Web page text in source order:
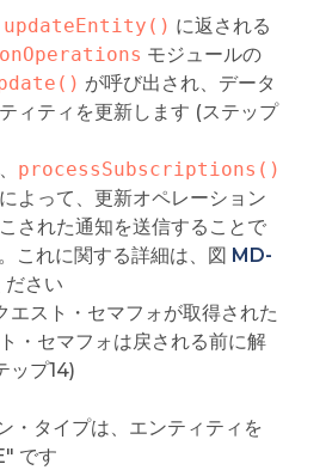
updateEntity() に返される
モジュールの
が呼び出され、データ
ィティを更新します (ステップ
processSubscriptions()
よって、更新オペレーション
された通知を送信することで
これに関する詳細は、図 MD-
ださい
エスト・セマフォが取得された
・セマフォは戻される前に解
ップ14)
・タイプは、エンティティを
です